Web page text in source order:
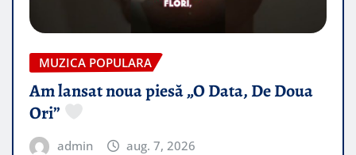
MUZICA POPULARA
Am lansat noua piesă „O Data, De Doua
Ori”
admin aug. 7, 2026